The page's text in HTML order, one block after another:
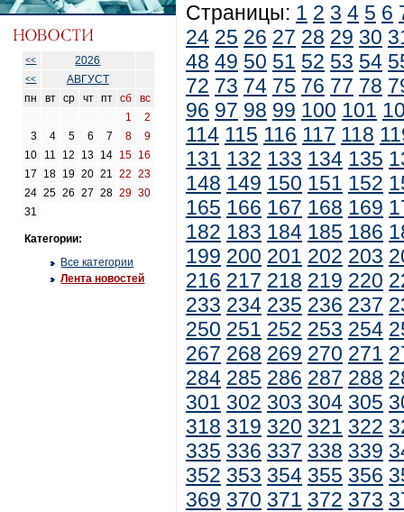
<< 2026
<<
АВГУСТ
пн
вт ср чт пт сб
вс
1
2
3
4 5 6 7 8
9
10
11 12 13 14 15 16
17
18 19 20 21 22
23
24 25 26 27 28 29 30
31
Категории:
Все категории
Лента новостей
Страницы: 1 2 3 4 5 6
24 25 26 27 28 29 30
48 49 50 51 52 53 54
72 73 74 75 76 77 78
96 97 98 99 100 101
114 115 116 117 118
131 132 133 134 135
148 149 150 151 152
165 166 167 168 169
182 183 184 185 186
199 200 201 202 203
216 217 218 219 220
233 234 235 236 237
250 251 252 253 254
267 268 269 270 271
284 285 286 287 288
301 302 303 304 305
318 319 320 321 322
335 336 337 338 339
352 353 354 355 356
369 370 371 372 373